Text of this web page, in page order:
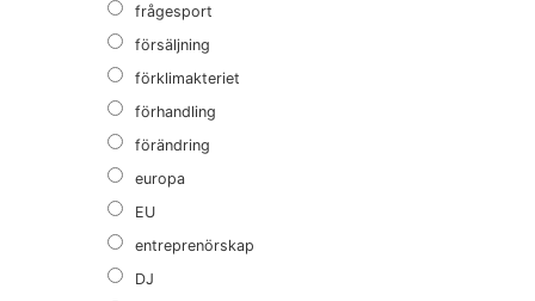
frågesport
försäljning
förklimakteriet
förhandling
förändring
europa
EU
entreprenörskap
DJ